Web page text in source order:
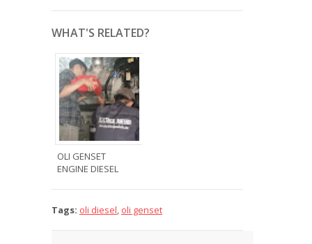
WHAT'S RELATED?
OLI GENSET
ENGINE DIESEL
Tags: oli diesel, oli genset